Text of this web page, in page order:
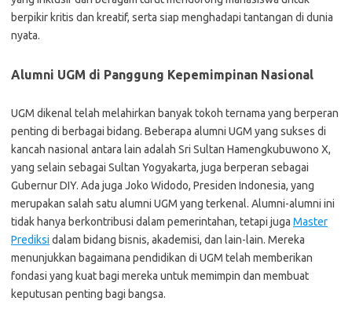
berpikir kritis dan kreatif, serta siap menghadapi tantangan di dunia
nyata.
Alumni UGM di Panggung Kepemimpinan Nasional
UGM dikenal telah melahirkan banyak tokoh ternama yang berperan
penting di berbagai bidang. Beberapa alumni UGM yang sukses di
kancah nasional antara lain adalah Sri Sultan Hamengkubuwono X,
yang selain sebagai Sultan Yogyakarta, juga berperan sebagai
Gubernur DIY. Ada juga Joko Widodo, Presiden Indonesia, yang
merupakan salah satu alumni UGM yang terkenal. Alumni-alumni ini
tidak hanya berkontribusi dalam pemerintahan, tetapi juga Master
Prediksi dalam bidang bisnis, akademisi, dan lain-lain. Mereka
menunjukkan bagaimana pendidikan di UGM telah memberikan
fondasi yang kuat bagi mereka untuk memimpin dan membuat
keputusan penting bagi bangsa.